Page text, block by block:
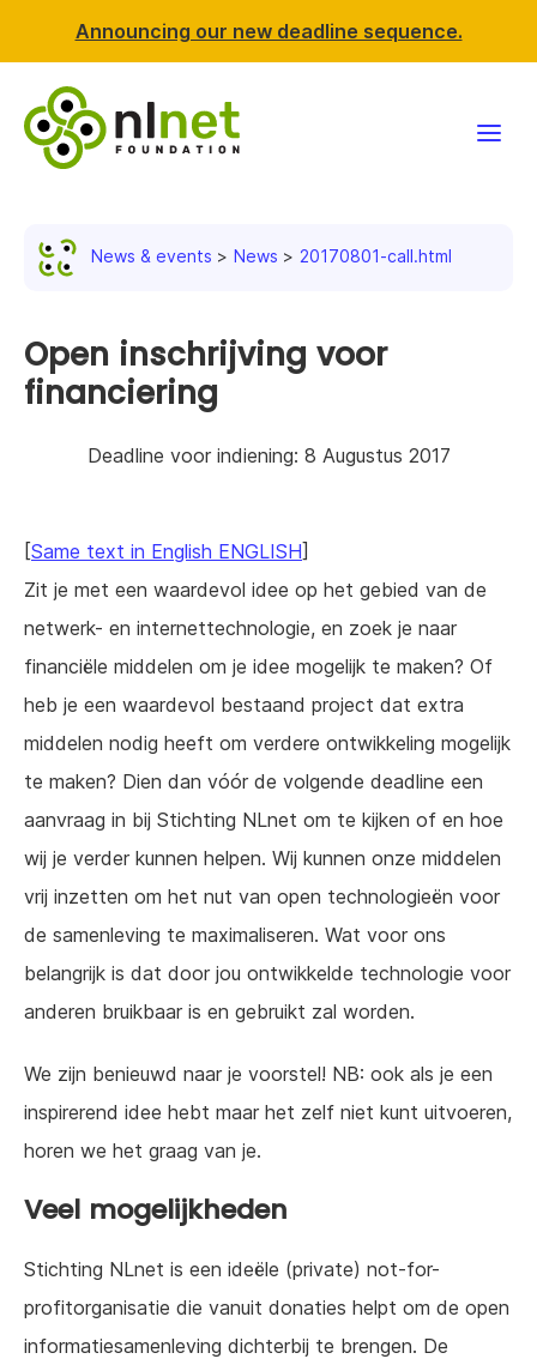
Announcing our new deadline sequence.
News & events
Resources
Support NLnet
News & events News 20170801-call.html
Open inschrijving voor
financiering
Deadline voor indiening: 8 Augustus 2017
[Same text in English ENGLISH]
Zit je met een waardevol idee op het gebied van de
netwerk- en internettechnologie, en zoek je naar
financiële middelen om je idee mogelijk te maken? Of
heb je een waardevol bestaand project dat extra
middelen nodig heeft om verdere ontwikkeling mogelijk
te maken? Dien dan vóór de volgende deadline een
aanvraag in bij Stichting NLnet om te kijken of en hoe
wij je verder kunnen helpen. Wij kunnen onze middelen
vrij inzetten om het nut van open technologieën voor
de samenleving te maximaliseren. Wat voor ons
belangrijk is dat door jou ontwikkelde technologie voor
anderen bruikbaar is en gebruikt zal worden.
We zijn benieuwd naar je voorstel! NB: ook als je een
inspirerend idee hebt maar het zelf niet kunt uitvoeren,
horen we het graag van je.
Veel mogelijkheden
Stichting NLnet is een ideële (private) not-for-
profitorganisatie die vanuit donaties helpt om de open
informatiesamenleving dichterbij te brengen. De